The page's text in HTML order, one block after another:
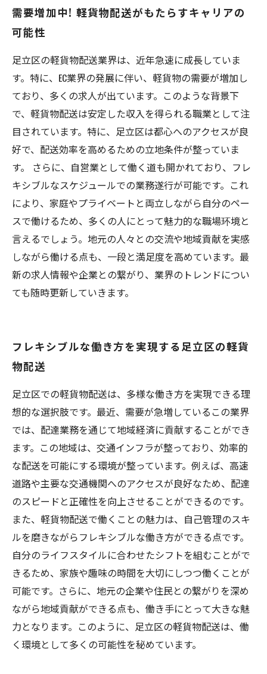
需要増加中! 軽貨物配送がもたらすキャリアの
可能性
足立区の軽貨物配送業界は、近年急速に成長していま
す。特に、EC業界の発展に伴い、軽貨物の需要が増加し
ており、多くの求人が出ています。このような背景下
で、軽貨物配送は安定した収入を得られる職業として注
目されています。特に、足立区は都心へのアクセスが良
好で、配送効率を高めるための立地条件が整っていま
す。 さらに、自営業として働く道も開かれており、フレ
キシブルなスケジュールでの業務遂行が可能です。これ
により、家庭やプライベートと両立しながら自分のペー
スで働けるため、多くの人にとって魅力的な職場环境と
言えるでしょう。地元の人々との交流や地域貢献を実感
しながら働ける点も、一段と満足度を高めています。最
新の求人情報や企業との繋がり、業界のトレンドについ
ても随時更新していきます。
フレキシブルな働き方を実現する足立区の軽貨
物配送
足立区での軽貨物配送は、多様な働き方を実現できる理
想的な選択肢です。最近、需要が急増しているこの業界
では、配達業務を通じて地域経済に貢献することができ
ます。この地域は、交通インフラが整っており、効率的
な配送を可能にする環境が整っています。例えば、高速
道路や主要な交通機関へのアクセスが良好なため、配達
のスピードと正確性を向上させることができるのです。
また、軽貨物配送で働くことの魅力は、自己管理のスキ
ルを磨きながらフレキシブルな働き方ができる点です。
自分のライフスタイルに合わせたシフトを組むことがで
きるため、家族や趣味の時間を大切にしつつ働くことが
可能です。さらに、地元の企業や住民との繋がりを深め
ながら地域貢献ができる点も、働き手にとって大きな魅
力となります。このように、足立区の軽貨物配送は、働
く環境として多くの可能性を秘めています。